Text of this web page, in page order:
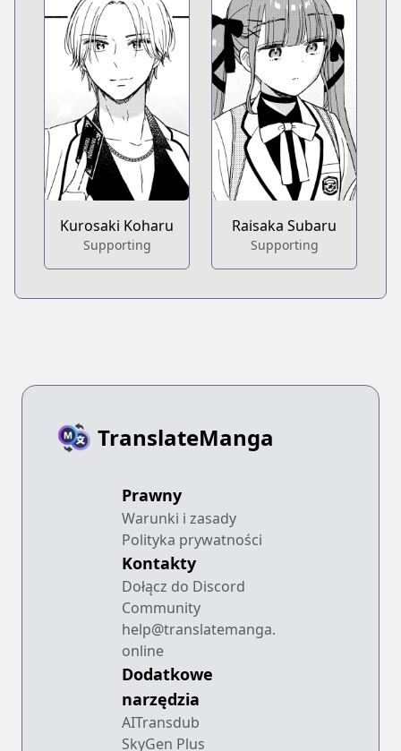
Kurosaki Koharu
Supporting
Raisaka Subaru
Supporting
TranslateManga
Prawny
Warunki i zasady
Polityka prywatności
Kontakty
Dołącz do Discord
Community
help@translatemanga.
online
Dodatkowe
narzędzia
AITransdub
SkyGen Plus